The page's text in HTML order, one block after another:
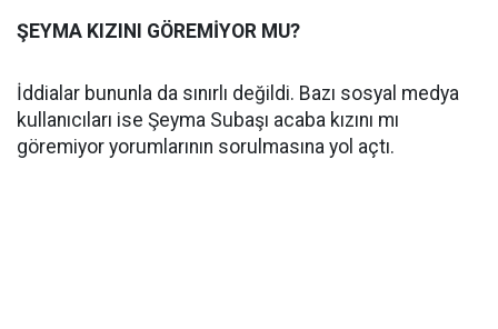
ŞEYMA KIZINI GÖREMİYOR MU?
İddialar bununla da sınırlı değildi. Bazı sosyal medya
kullanıcıları ise Şeyma Subaşı acaba kızını mı
göremiyor yorumlarının sorulmasına yol açtı.